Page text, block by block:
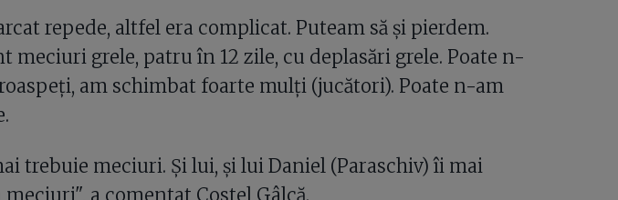
repede, altfel era complicat. Puteam să și pierdem.
meciuri grele, patru în 12 zile, cu deplasări grele. Poate n-
am schimbat foarte mulți (jucători). Poate n-am
trebuie meciuri. Și lui, și lui Daniel (Paraschiv) îi mai